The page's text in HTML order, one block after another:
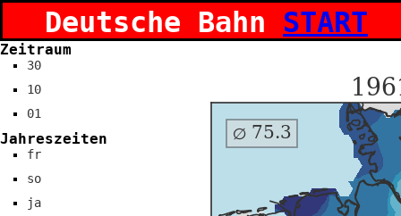
Deutsche Bahn START
Zeitraum
30
10
01
Jahreszeiten
fr
so
ja